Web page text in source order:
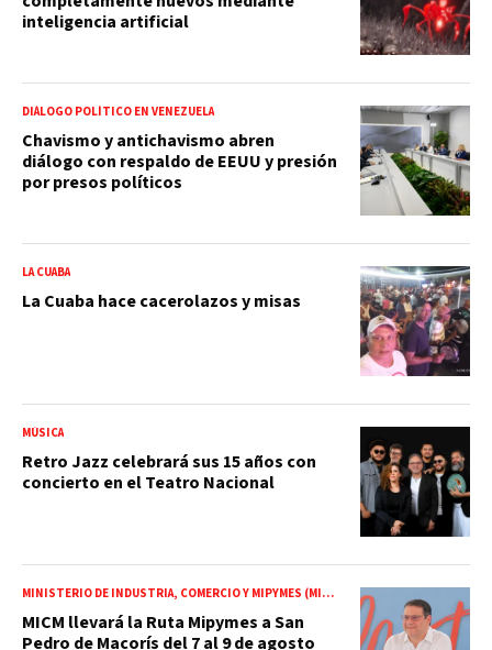
inteligencia artificial
DIÁLOGO POLÍTICO EN VENEZUELA
Chavismo y antichavismo abren
diálogo con respaldo de EEUU y presión
por presos políticos
LA CUABA
La Cuaba hace cacerolazos y misas
MÚSICA
Retro Jazz celebrará sus 15 años con
concierto en el Teatro Nacional
MINISTERIO DE INDUSTRIA, COMERCIO Y MIPYMES (MICM)
MICM llevará la Ruta Mipymes a San
Pedro de Macorís del 7 al 9 de agosto